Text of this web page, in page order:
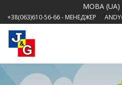
МОВА (UA)
+38(063)610-56-66- МЕНЕДЖЕР